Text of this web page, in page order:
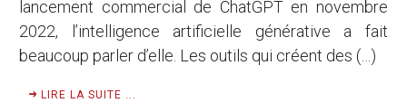
lancement commercial de ChatGPT en novembre
2022, l’intelligence artificielle générative a fait
beaucoup parler d’elle. Les outils qui créent des (…)
LIRE LA SUITE ...